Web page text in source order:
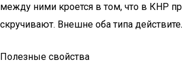
между ними кроется в том, что в КНР
скручивают. Внешне оба типа
Полезные свойства